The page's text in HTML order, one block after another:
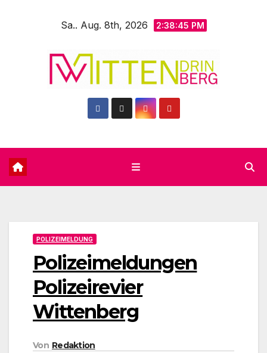
Sa.. Aug. 8th, 2026 2:38:47 PM
POLIZEIMELDUNG
Polizeimeldungen
Polizeirevier
Wittenberg
Von Redaktion